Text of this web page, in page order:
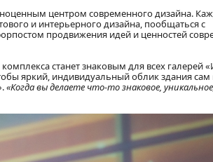
центром современного дизайна.
и интерьерного дизайна, пообщаться с
продвижения идей и ценностей
станет знаковым для всех галерей
яркий, индивидуальный облик здания сам
«Когда вы делаете что-то знаковое,